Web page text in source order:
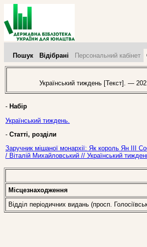
Пошук Відібрані Персональний кабінет
Український тиждень [Текст]. —
- Набір
Український тиждень.
- Статті, розділи
Заручник мішаної монархії: Як король Ян ІІІ
/ Віталій Михайловський // Український
Місцезнаходження
Відділ періодичних видань (просп.